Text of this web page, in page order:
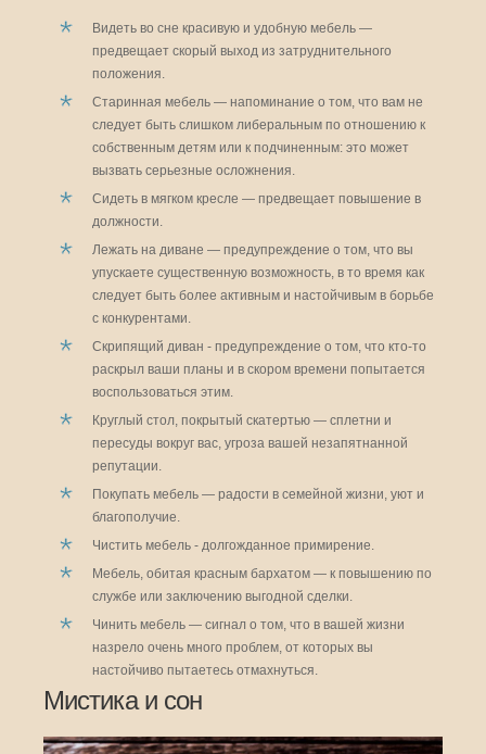
Видеть во сне красивую и удобную мебель —
предвещает скорый выход из затруднительного
положения.
Старинная мебель — напоминание о том, что вам не
следует быть слишком либеральным по отношению к
собственным детям или к подчиненным: это может
вызвать серьезные осложнения.
Сидеть в мягком кресле — предвещает повышение в
должности.
Лежать на диване — предупреждение о том, что вы
упускаете существенную возможность, в то время как
следует быть более активным и настойчивым в борьбе
с конкурентами.
Скрипящий диван - предупреждение о том, что кто-то
раскрыл ваши планы и в скором времени попытается
воспользоваться этим.
Круглый стол, покрытый скатертью — сплетни и
пересуды вокруг вас, угроза вашей незапятнанной
репутации.
Покупать мебель — радости в семейной жизни, уют и
благополучие.
Чистить мебель - долгожданное примирение.
Мебель, обитая красным бархатом — к повышению по
службе или заключению выгодной сделки.
Чинить мебель — сигнал о том, что в вашей жизни
назрело очень много проблем, от которых вы
настойчиво пытаетесь отмахнуться.
Мистика и сон